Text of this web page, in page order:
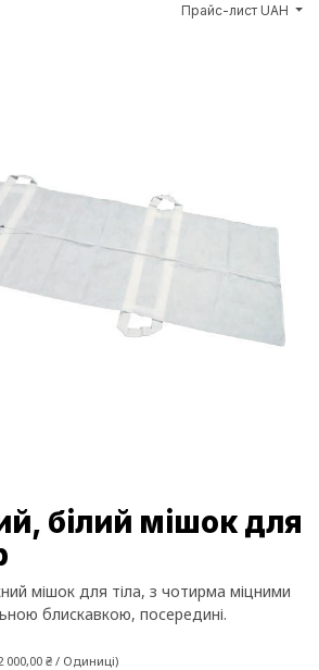
Прайс-лист UAH
білий мішок для
мішок для тіла, з чотирма міцними
блискавкою, посередині.
000,00 ₴ / Одиниці)